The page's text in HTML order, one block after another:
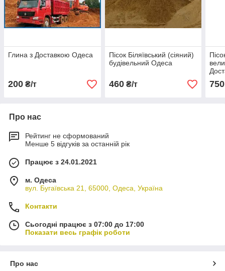
Глина з Доставкою Одеса
200 ₴/т
Пісок Біляївський (сіяний)
будівельний Одеса
460₴/т 750
Про нас
Рейтинг не сформований
Менше 5 відгуків за останній рік
Працює з 24.01.2021
м. Одеса
вул. Бугаївська 21, 65000, Одеса, Україна
Контакти
Сьогодні працює з 07:00 до 17:00
Показати весь графік роботи
Про нас